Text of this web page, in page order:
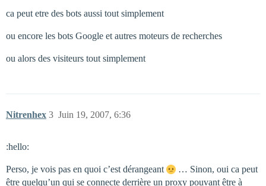
ca peut etre des bots aussi tout simplement
ou encore les bots Google et autres moteurs de recherches
ou alors des visiteurs tout simplement
Nitrenhex Juin 19, 2007, 6:36
3
:hello:
Perso, je vois pas en quoi c’est dérangeant
… Sinon, oui ca peut
être quelqu’un qui se connecte derrière un proxy pouvant être à